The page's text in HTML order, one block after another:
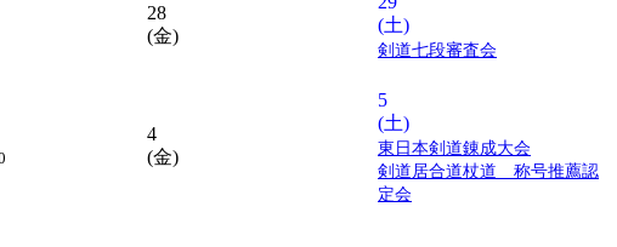
28
(金)
(土)
剣道七段審査会
4
(金)
5
(土)
東日本剣道錬成大会
剣道居合道杖道 称号推薦認
定会